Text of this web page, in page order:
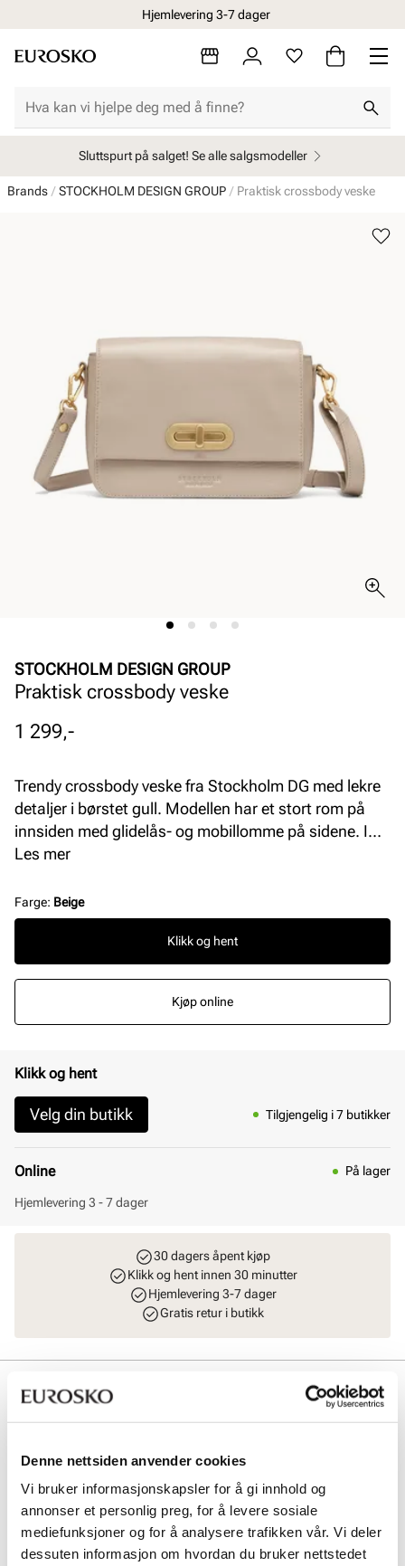
Denne nettsiden anvender cookies
Vi bruker informasjonskapsler for å gi innhold og
annonser et personlig preg, for å levere sosiale
mediefunksjoner og for å analysere trafikken vår. Vi deler
dessuten informasjon om hvordan du bruker nettstedet
Hjemlevering 3-7 dager
Sluttspurt på salget! Se alle salgsmodeller
Brands STOCKHOLM DESIGN GROUP Praktisk crossbody veske
STOCKHOLM DESIGN GROUP
Praktisk crossbody veske
Pris
1 299,-
Trendy crossbody veske fra Stockholm DG med lekre
detaljer i børstet gull. Modellen har et stort rom på
innsiden med glidelås- og mobillomme på sidene. I
tillegg har vesken en praktisk lomme på baksiden.
cm B = 7,5 cm.
Les mer
Farge: Beige
Klikk og hent
Kjøp online
Klikk og hent
Velg din butikk Tilgjengelig i 7 butikker
Online På lager
Hjemlevering 3 - 7 dager
30 dagers åpent kjøp
Klikk og hent innen 30 minutter
Hjemlevering 3-7 dager
Gratis retur i butikk
Beskrivelse
Trendy crossbody veske fra Stockholm DG med lekre detaljer i
mobillomme på sidene. I tillegg har vesken en praktisk lomme på
= 7,5 cm.
Art. nr96743401
Lev. art. nr8901